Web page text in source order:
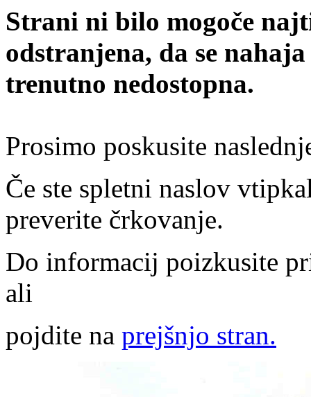
Strani ni bilo mogoče
odstranjena, da se
trenutno nedostopna.
Prosimo poskusite
Če ste spletni naslov
preverite črkovanje.
Do informacij poizkusite
ali
pojdite na prejšnjo stran.